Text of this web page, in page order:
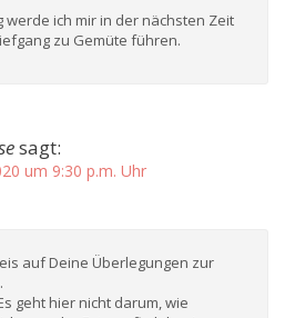
werde ich mir in der nächsten Zeit
zu Gemüte führen.
sagt:
um 9:30 p.m. Uhr
auf Deine Überlegungen zur
geht hier nicht darum, wie